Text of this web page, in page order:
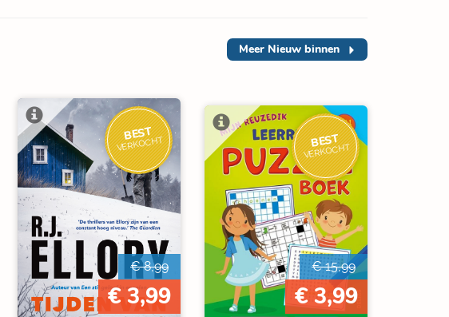
Meer Nieuw binnen
BEST
VERKOCHT
€ 8,99
€ 3,99
BEST
VERKOCHT
€ 15,99
€ 3,99